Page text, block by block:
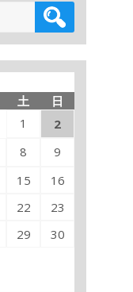
土
日
1
2
8
9
15
16
22
23
29
30